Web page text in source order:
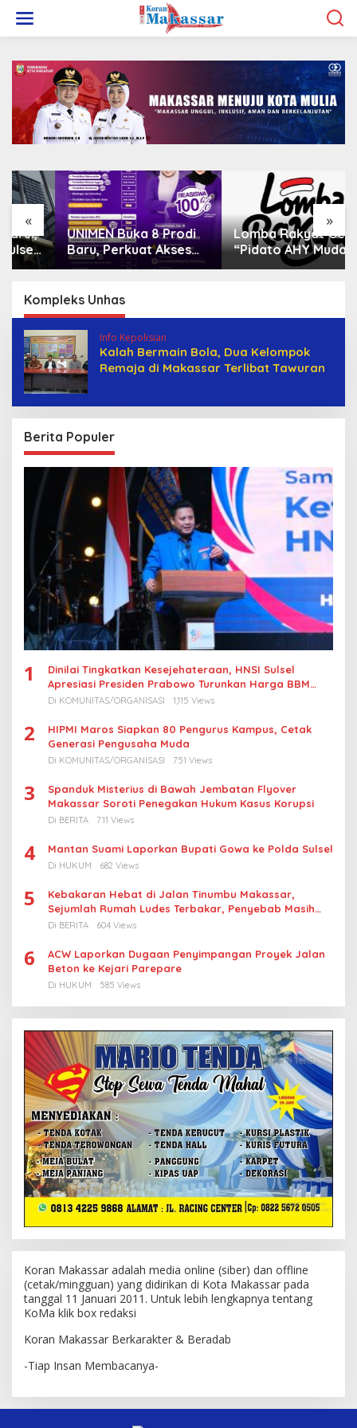
w
« »
UNIMEN Buka 8 Prodi
Baru, Perkuat Akses
Pendidikan Tinggi dan
Lomba Rakyat Gelar
“Pidato AHY Muda
2026”, Dorong Pelajar
Kompleks Unhas
Info Kepolisian
Kalah Bermain Bola, Dua Kelompok
Remaja di Makassar Terlibat Tawuran
Berita Populer
1
Dinilai Tingkatkan Kesejehateraan, HNSI Sulsel
Apresiasi Presiden Prabowo Turunkan Harga BBM
Nelayan
Di KOMUNITAS/ORGANISASI 1,115 Views
2
HIPMI Maros Siapkan 80 Pengurus Kampus, Cetak
Generasi Pengusaha Muda
Di KOMUNITAS/ORGANISASI 751 Views
3
Spanduk Misterius di Bawah Jembatan Flyover
Makassar Soroti Penegakan Hukum Kasus Korupsi
Di BERITA 711 Views
4 Mantan Suami Laporkan Bupati Gowa ke Polda Sulsel
Di HUKUM 682 Views
5
Kebakaran Hebat di Jalan Tinumbu Makassar,
Sejumlah Rumah Ludes Terbakar, Penyebab Masih
Diselidiki
Di BERITA 604 Views
6
ACW Laporkan Dugaan Penyimpangan Proyek Jalan
Beton ke Kejari Parepare
Di HUKUM 585 Views
Koran Makassar adalah media online (siber) dan offline
(cetak/mingguan) yang didirikan di Kota Makassar pada
tanggal 11 Januari 2011. Untuk lebih lengkapnya tentang
KoMa klik box redaksi
Koran Makassar Berkarakter & Beradab
-Tiap Insan Membacanya-